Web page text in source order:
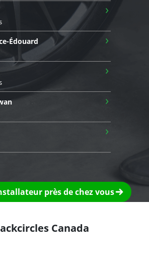
›
Édouard ›
›
›
›
près de chez vous
Canada